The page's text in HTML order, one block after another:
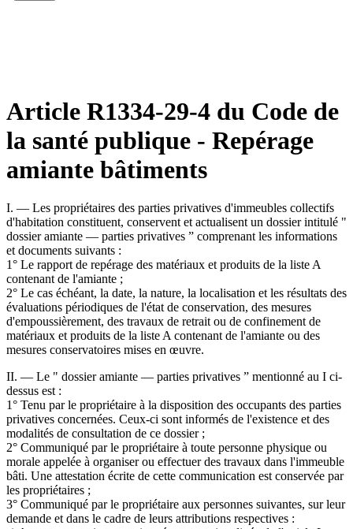
Article R1334-29-4 du Code de
la santé publique - Repérage
amiante bâtiments
I. ― Les propriétaires des parties privatives d'immeubles collectifs
d'habitation constituent, conservent et actualisent un dossier intitulé "
dossier amiante ― parties privatives ” comprenant les informations
et documents suivants :
1° Le rapport de repérage des matériaux et produits de la liste A
contenant de l'amiante ;
2° Le cas échéant, la date, la nature, la localisation et les résultats des
évaluations périodiques de l'état de conservation, des mesures
d'empoussièrement, des travaux de retrait ou de confinement de
matériaux et produits de la liste A contenant de l'amiante ou des
mesures conservatoires mises en œuvre.
II. ― Le " dossier amiante ― parties privatives ” mentionné au I ci-
dessus est :
1° Tenu par le propriétaire à la disposition des occupants des parties
privatives concernées. Ceux-ci sont informés de l'existence et des
modalités de consultation de ce dossier ;
2° Communiqué par le propriétaire à toute personne physique ou
morale appelée à organiser ou effectuer des travaux dans l'immeuble
bâti. Une attestation écrite de cette communication est conservée par
les propriétaires ;
3° Communiqué par le propriétaire aux personnes suivantes, sur leur
demande et dans le cadre de leurs attributions respectives :